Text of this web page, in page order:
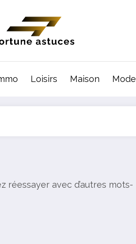
Loisirs Maison Mode
réessayer avec d’autres mots-